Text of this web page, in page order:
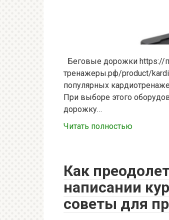
Беговые дорожки https://
тренажеры.рф/product/
популярных
При выборе этого
дорожку…
Читать полностью
Как
написании
советы для